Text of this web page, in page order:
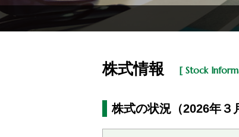
株式情報 [ Stock
株式の状況（2026年３